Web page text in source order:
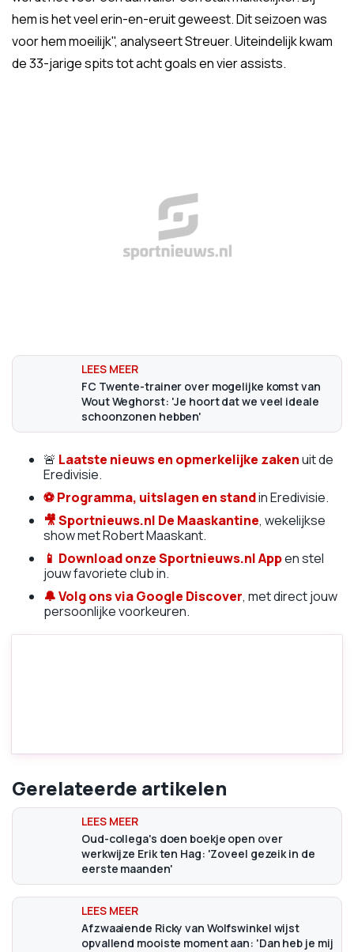
hem is het veel erin-en-eruit geweest. Dit seizoen was
voor hem moeilijk", analyseert Streuer. Uiteindelijk kwam
de 33-jarige spits tot acht goals en vier assists.
FC Twente-trainer over mogelijke komst van
Wout Weghorst: 'Je hoort dat we veel ideale
schoonzonen hebben'
🚨 Laatste nieuws en opmerkelijke zakenuit de
Eredivisie.
⚽Programma, uitslagen en standin Eredivisie.
🎥Sportnieuws.nl De Maaskantine, wekelijkse
show met Robert Maaskant.
📱 Download onze Sportnieuws.nl Appen stel
jouw favoriete club in.
🔔 Volg ons via Google Discover, met direct jouw
persoonlijke voorkeuren.
Gerelateerde artikelen
Oud-collega's doen boekje open over
werkwijze Erik ten Hag: 'Zoveel gezeik in de
eerste maanden'
Afzwaaiende Ricky van Wolfswinkel wijst
opvallend mooiste moment aan: 'Dan heb je mij